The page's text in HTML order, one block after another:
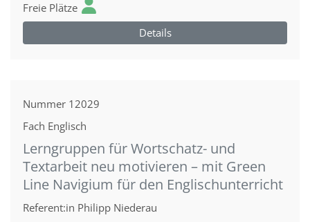
Freie Plätze
Details
Nummer 12029
Fach Englisch
Lerngruppen für Wortschatz- und
Textarbeit neu motivieren – mit Green
Line Navigium für den Englischunterricht
Referent:in Philipp Niederau